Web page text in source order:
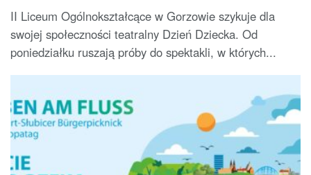
II Liceum Ogólnokształcące w Gorzowie szykuje dla
swojej społeczności teatralny Dzień Dziecka. Od
poniedziałku ruszają próby do spektakli, w których...